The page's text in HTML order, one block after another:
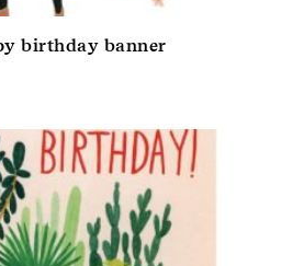
birthday banner